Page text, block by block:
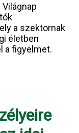
a szektornak
életben
a figyelmet.